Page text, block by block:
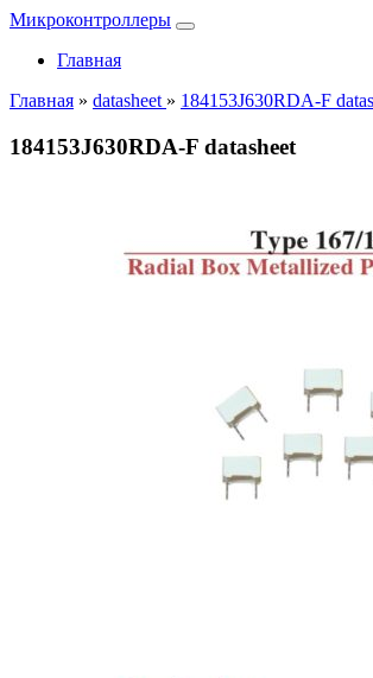
Микроконтроллеры
Главная
Главная » datasheet » 184153J630RDA-F
184153J630RDA-F datasheet